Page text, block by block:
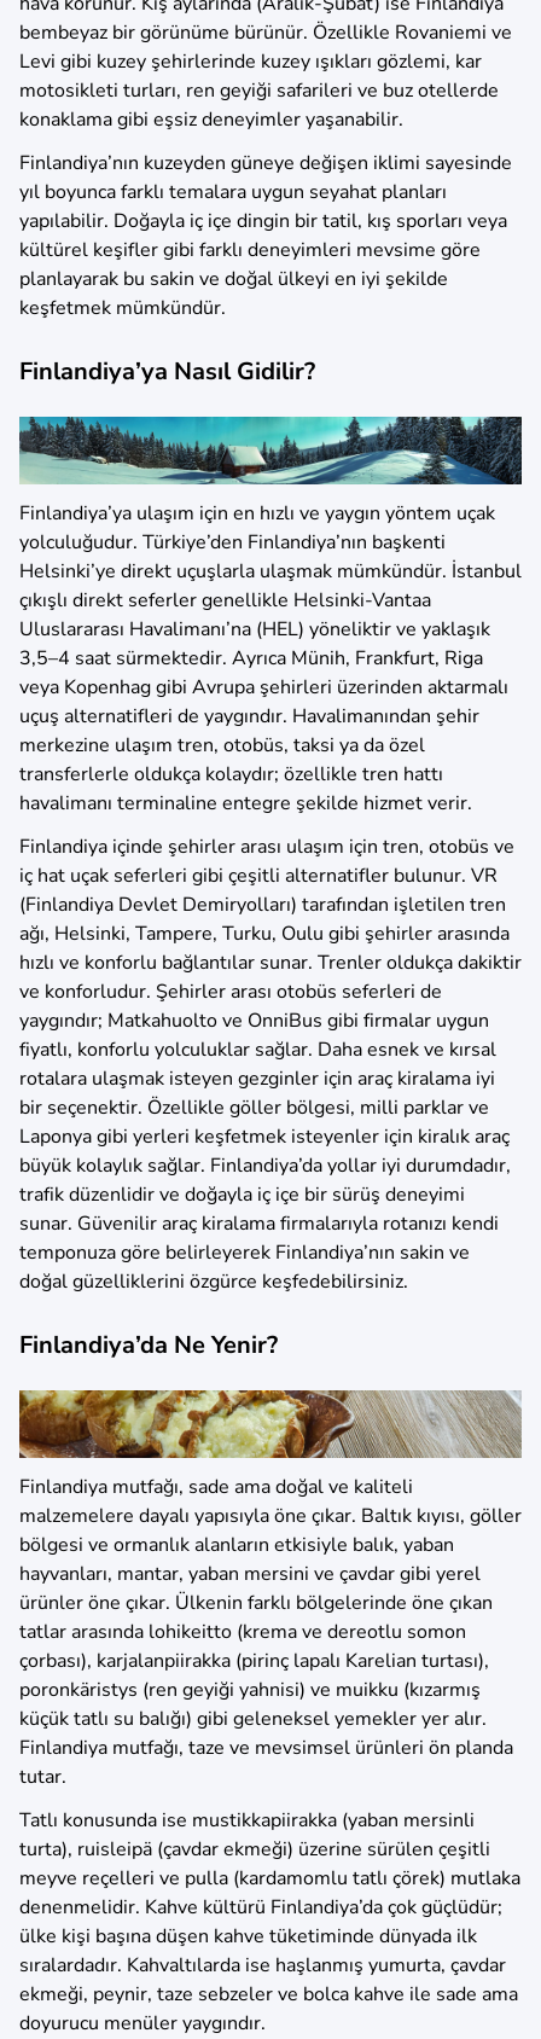
bembeyaz bir görünüme bürünür. Özellikle Rovaniemi ve
Levi gibi kuzey şehirlerinde kuzey ışıkları gözlemi, kar
motosikleti turları, ren geyiği safarileri ve buz otellerde
konaklama gibi eşsiz deneyimler yaşanabilir.
Finlandiya’nın kuzeyden güneye değişen iklimi sayesinde
yıl boyunca farklı temalara uygun seyahat planları
yapılabilir. Doğayla iç içe dingin bir tatil, kış sporları veya
kültürel keşifler gibi farklı deneyimleri mevsime göre
planlayarak bu sakin ve doğal ülkeyi en iyi şekilde
keşfetmek mümkündür.
Finlandiya’ya Nasıl Gidilir?
Finlandiya’ya ulaşım için en hızlı ve yaygın yöntem uçak
yolculuğudur. Türkiye’den Finlandiya’nın başkenti
Helsinki’ye direkt uçuşlarla ulaşmak mümkündür. İstanbul
çıkışlı direkt seferler genellikle Helsinki-Vantaa
Uluslararası Havalimanı’na (HEL) yöneliktir ve yaklaşık
3,5–4 saat sürmektedir. Ayrıca Münih, Frankfurt, Riga
veya Kopenhag gibi Avrupa şehirleri üzerinden aktarmalı
uçuş alternatifleri de yaygındır. Havalimanından şehir
merkezine ulaşım tren, otobüs, taksi ya da özel
transferlerle oldukça kolaydır; özellikle tren hattı
havalimanı terminaline entegre şekilde hizmet verir.
Finlandiya içinde şehirler arası ulaşım için tren, otobüs ve
iç hat uçak seferleri gibi çeşitli alternatifler bulunur. VR
(Finlandiya Devlet Demiryolları) tarafından işletilen tren
ağı, Helsinki, Tampere, Turku, Oulu gibi şehirler arasında
hızlı ve konforlu bağlantılar sunar. Trenler oldukça dakiktir
ve konforludur. Şehirler arası otobüs seferleri de
yaygındır; Matkahuolto ve OnniBus gibi firmalar uygun
fiyatlı, konforlu yolculuklar sağlar. Daha esnek ve kırsal
rotalara ulaşmak isteyen gezginler için araç kiralama iyi
bir seçenektir. Özellikle göller bölgesi, milli parklar ve
Laponya gibi yerleri keşfetmek isteyenler için kiralık araç
büyük kolaylık sağlar. Finlandiya’da yollar iyi durumdadır,
trafik düzenlidir ve doğayla iç içe bir sürüş deneyimi
sunar. Güvenilir araç kiralama firmalarıyla rotanızı kendi
temponuza göre belirleyerek Finlandiya’nın sakin ve
doğal güzelliklerini özgürce keşfedebilirsiniz.
Finlandiya’da Ne Yenir?
Finlandiya mutfağı, sade ama doğal ve kaliteli
malzemelere dayalı yapısıyla öne çıkar. Baltık kıyısı, göller
bölgesi ve ormanlık alanların etkisiyle balık, yaban
hayvanları, mantar, yaban mersini ve çavdar gibi yerel
ürünler öne çıkar. Ülkenin farklı bölgelerinde öne çıkan
tatlar arasında lohikeitto (krema ve dereotlu somon
çorbası), karjalanpiirakka (pirinç lapalı Karelian turtası),
poronkäristys (ren geyiği yahnisi) ve muikku (kızarmış
küçük tatlı su balığı) gibi geleneksel yemekler yer alır.
Finlandiya mutfağı, taze ve mevsimsel ürünleri ön planda
tutar.
Tatlı konusunda ise mustikkapiirakka (yaban mersinli
turta), ruisleipä (çavdar ekmeği) üzerine sürülen çeşitli
meyve reçelleri ve pulla (kardamomlu tatlı çörek) mutlaka
denenmelidir. Kahve kültürü Finlandiya’da çok güçlüdür;
ülke kişi başına düşen kahve tüketiminde dünyada ilk
sıralardadır. Kahvaltılarda ise haşlanmış yumurta, çavdar
ekmeği, peynir, taze sebzeler ve bolca kahve ile sade ama
doyurucu menüler yaygındır.